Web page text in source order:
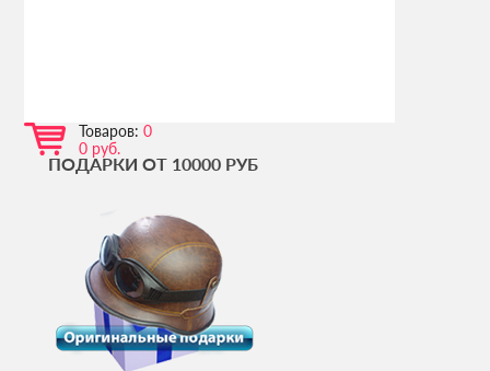
Товаров:0
0 руб.
ПОДАРКИ ОТ 10000 РУБ